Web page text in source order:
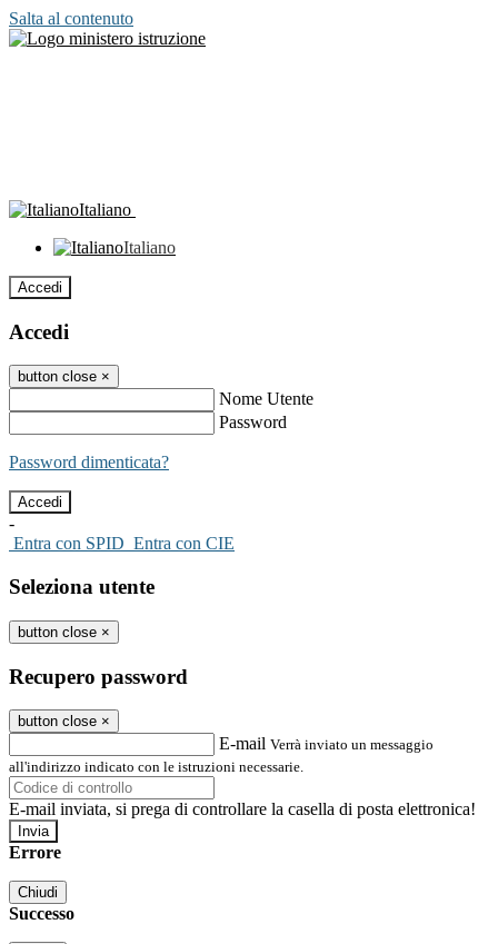
Salta al contenuto
Italiano
Italiano
Accedi
Accedi
button close ×
Nome Utente
Password
Password dimenticata?
-
Entra con SPID Entra con CIE
Seleziona utente
button close ×
Recupero password
button close ×
E-mail Verrà inviato un messaggio
all'indirizzo indicato con le istruzioni necessarie.
E-mail inviata, si prega di controllare la casella di posta elettronica!
Errore
Chiudi
Successo